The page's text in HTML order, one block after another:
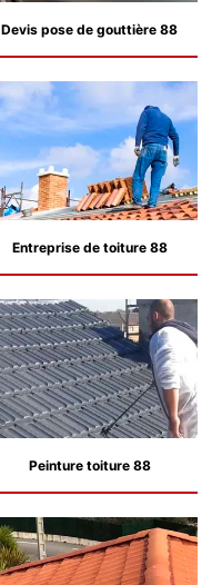
Devis pose de gouttière 88
Entreprise de toiture 88
Peinture toiture 88